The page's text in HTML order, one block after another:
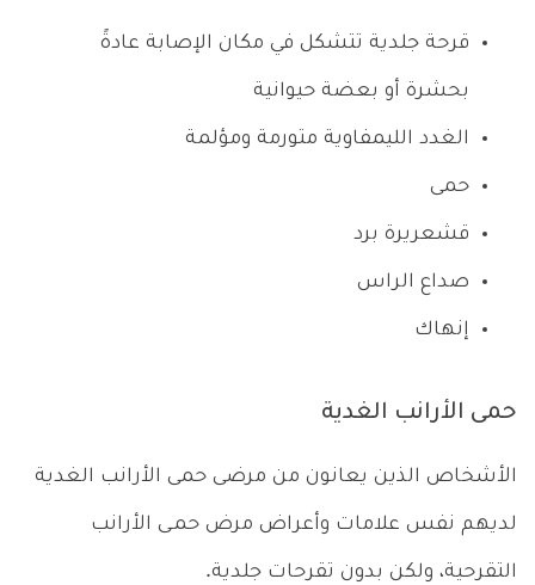
قرحة جلدية تتشكل في مكان الإصابة عادةً
بحشرة أو بعضة حيوانية
الغدد الليمفاوية متورمة ومؤلمة
حمى
قشعريرة برد
صداع الراس
إنهاك
حمى الأرانب الغدية
الأشخاص الذين يعانون من مرضى حمى الأرانب الغدية
لديهم نفس علامات وأعراض مرض حمـى الأرانب
التقرحية، ولكن بدون تقرحات جلدية.